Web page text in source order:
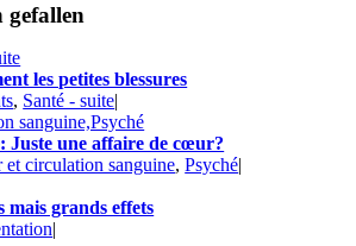
gefallen
les petites blessures
, Santé - suite|
sanguine,Psyché
Juste une affaire de cœur?
et circulation sanguine,Psyché|
mais grands effets
|